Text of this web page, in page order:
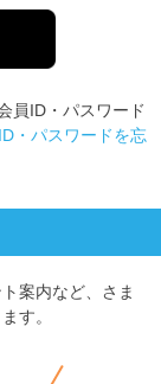
員ID・パスワード
ID・パスワードを忘
案内など、さま
す。